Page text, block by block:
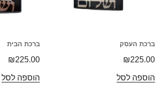
ברכת העסק
₪225.00
הוספה לסל
ברכת הבית
₪225.00
הוספה לסל